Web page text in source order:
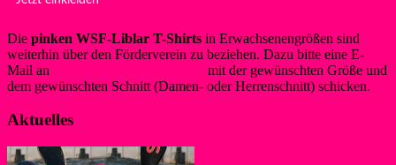
Die pinken WSF-Liblar T-Shirts in Erwachsenengrößen sind
weiterhin über den Förderverein zu beziehen. Dazu bitte eine E-
Mail an
mit der gewünschten Größe und
dem gewünschten Schnitt (Damen- oder Herrenschnitt) schicken.
Aktuelles